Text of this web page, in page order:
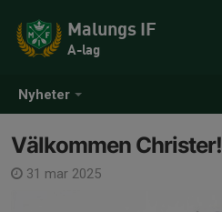
Nyheter
Malungs IF
A-lag
Välkommen Christer!
31 mar 2025